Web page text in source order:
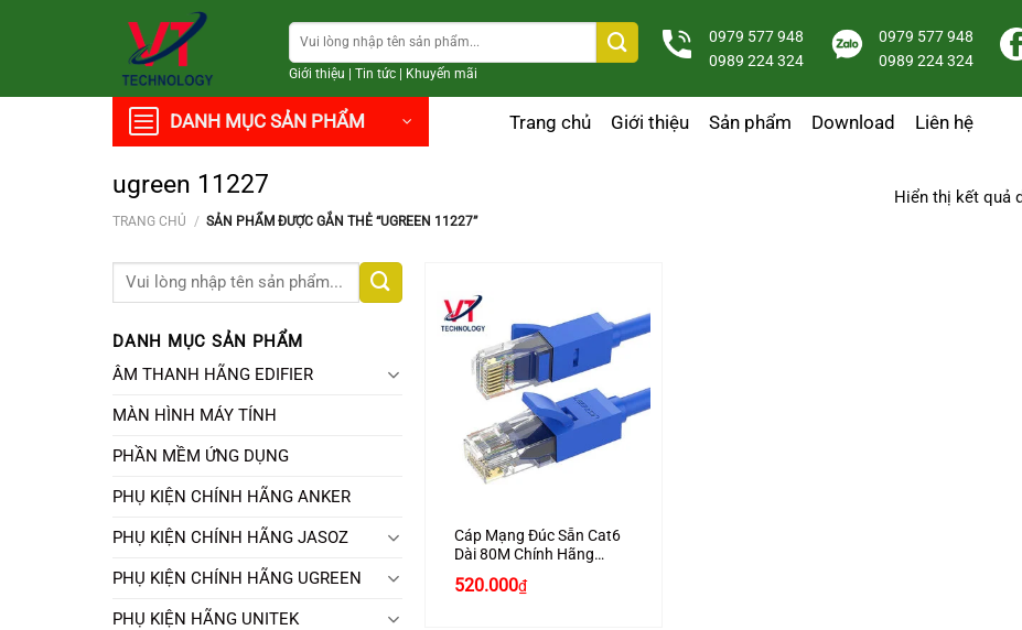
Tìm
kiếm:
Giới thiệu Tin tức| Khuyến mãi
0979 577 948
0989 224 324
0979 577 948
0989 224 324
DANH MỤC SẢN PHẨM Trang chủ Giới thiệu Sản phẩm Download Liên hệ
ugreen 11227
TRANG CHỦ / SẢN PHẨM ĐƯỢC GẮN THẺ “UGREEN 11227”
Hiển thị kết quả
Tìm
DANH MỤC SẢN PHẨM
ÂM THANH HÃNG EDIFIER
MÀN HÌNH MÁY TÍNH
PHẦN MỀM ỨNG DỤNG
PHỤ KIỆN CHÍNH HÃNG ANKER
PHỤ KIỆN CHÍNH HÃNG JASOZ
PHỤ KIỆN CHÍNH HÃNG UGREEN
PHỤ KIỆN HÃNG UNITEK
Cáp Mạng Đúc Sẵn Cat6
Dài 80M Chính Hãng
520.000₫